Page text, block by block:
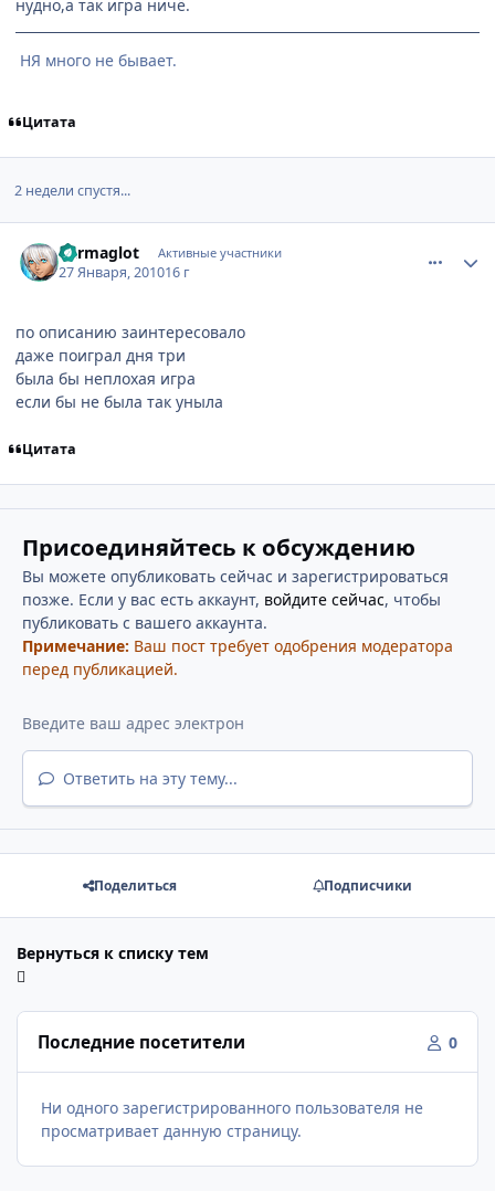
нудно,а так игра ничё.
НЯ много не бывает.
Цитата
2 недели спустя...
barmaglot Активные участники
27 Января, 201016 г
по описанию заинтересовало
даже поиграл дня три
была бы неплохая игра
если бы не была так уныла
Цитата
Присоединяйтесь к обсуждению
Вы можете опубликовать сейчас и зарегистрироваться
позже. Если у вас есть аккаунт, войдите сейчас, чтобы
публиковать с вашего аккаунта.
Примечание: Ваш пост требует одобрения модератора
перед публикацией.
Ответить на эту тему...
Поделиться Подписчики
Вернуться к списку тем
Последние посетители 0
Ни одного зарегистрированного пользователя не
просматривает данную страницу.